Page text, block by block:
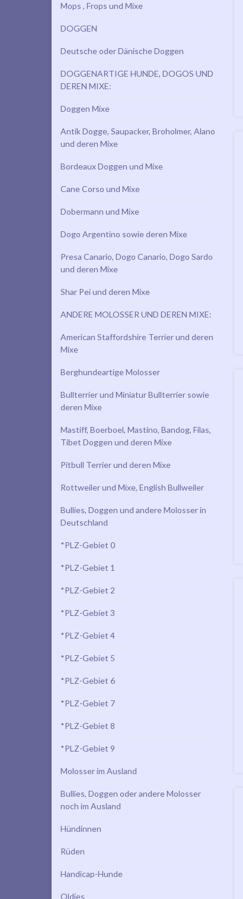
Mops , Frops und Mixe
DOGGEN
Deutsche oder Dänische Doggen
DOGGENARTIGE HUNDE, DOGOS UND
DEREN MIXE:
Doggen Mixe
Antik Dogge, Saupacker, Broholmer, Alano
und deren Mixe
Bordeaux Doggen und Mixe
Cane Corso und Mixe
Dobermann und Mixe
Dogo Argentino sowie deren Mixe
Presa Canario, Dogo Canario, Dogo Sardo
und deren Mixe
Shar Pei und deren Mixe
ANDERE MOLOSSER UND DEREN MIXE:
American Staffordshire Terrier und deren
Mixe
Berghundeartige Molosser
Bullterrier und Miniatur Bullterrier sowie
deren Mixe
Mastiff, Boerboel, Mastino, Bandog, Filas,
Tibet Doggen und deren Mixe
Pitbull Terrier und deren Mixe
Rottweiler und Mixe, English Bullweiler
Bullies, Doggen und andere Molosser in
Deutschland
*PLZ-Gebiet 0
*PLZ-Gebiet 1
*PLZ-Gebiet 2
*PLZ-Gebiet 3
*PLZ-Gebiet 4
*PLZ-Gebiet 5
*PLZ-Gebiet 6
*PLZ-Gebiet 7
*PLZ-Gebiet 8
*PLZ-Gebiet 9
Molosser im Ausland
Bullies, Doggen oder andere Molosser
noch im Ausland
Hündinnen
Rüden
Handicap-Hunde
Oldies